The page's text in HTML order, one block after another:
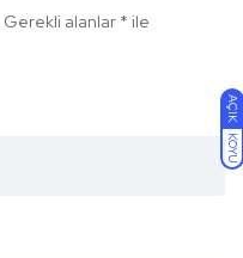
AÇIK
KOYU
Gerekli alanlar * ile